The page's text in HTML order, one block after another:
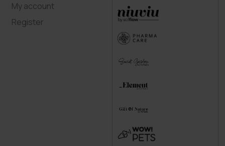
My account
Register